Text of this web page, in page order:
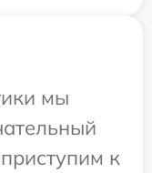
мы
к